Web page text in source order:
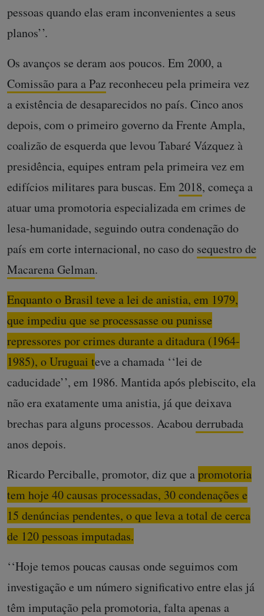
pessoas quando elas eram inconvenientes a seus
planos’’.
Os avanços se deram aos poucos. Em 2000, a
Comissão para a Pazreconheceu pela primeira vez
a existência de desaparecidos no país. Cinco anos
depois, com o primeiro governo da Frente Ampla,
coalizão de esquerda que levou Tabaré Vázquez à
presidência, equipes entram pela primeira vez em
edifícios militares para buscas. Em 2018, começa a
atuar uma promotoria especializada em crimes de
lesa-humanidade, seguindo outra condenação do
país em corte internacional, no caso do sequestro de
Macarena Gelman.
Enquanto o Brasil teve a lei de anistia, em 1979,
que impediu que se processasse ou punisse
repressores por crimes durante a ditadura (1964-
1985), o Uruguai teve a chamada ‘‘lei de
caducidade’’, em 1986. Mantida após plebiscito, ela
não era exatamente uma anistia, já que deixava
brechas para alguns processos. Acabou derrubada
anos depois.
Ricardo Perciballe, promotor, diz que apromotoria
tem hoje 40 causas processadas, 30 condenações e
15 denúncias pendentes, o que leva a total de cerca
de 120 pessoas imputadas.
‘‘Hoje temos poucas causas onde seguimos com
investigação e um número significativo entre elas já
têm imputação pela promotoria, falta apenas a